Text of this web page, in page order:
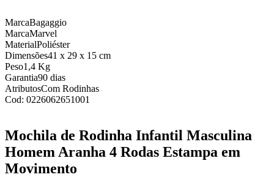
MarcaBagaggio
MarcaMarvel
MaterialPoliéster
Dimensões41 x 29 x 15 cm
Peso1,4 Kg
Garantia90 dias
AtributosCom Rodinhas
Cod: 0226062651001
Mochila de Rodinha Infantil Masculina
Homem Aranha 4 Rodas Estampa em
Movimento